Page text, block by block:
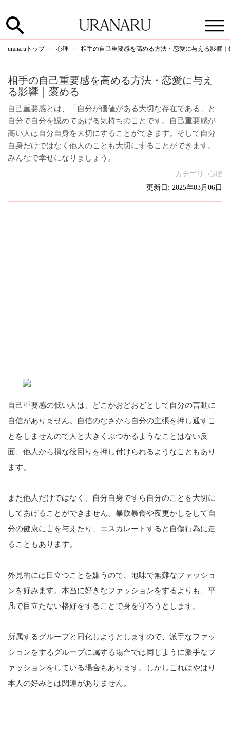
uranaruトップ 心理 相手の自己重要感を高める方法・恋愛に与える影響｜
相手の自己重要感を高める方法・恋愛に与え
る影響｜褒める
自己重要感とは、「自分が価値がある大切な存在である」と
自分で自分を認めてあげる気持ちのことです。自己重要感が
高い人は自分自身を大切にすることができます。そして自分
自身だけではなく他人のことも大切にすることができます。
みんなで幸せになりましょう。
カテゴリ: 心理
更新日: 2025年03月06日
自己重要感の低い人は、どこかおどおどとして自分の言動に
自信がありません。自信のなさから自分の主張を押し通すこ
とをしませんので人と大きくぶつかるようなことはない反
面、他人から損な役回りを押し付けられるようなこともあり
ます。
また他人だけではなく、自分自身ですら自分のことを大切に
してあげることができません。暴飲暴食や夜更かしをして自
分の健康に害を与えたり、エスカレートすると自傷行為に走
ることもあります。
外見的には目立つことを嫌うので、地味で無難なファッショ
ンを好みます。本当に好きなファッションをするよりも、平
凡で目立たない格好をすることで身を守ろうとします。
所属するグループと同化しようとしますので、派手なファッ
ションをするグループに属する場合では同じように派手なフ
ァッションをしている場合もあります。しかしこれはやはり
本人の好みとは関連がありません。